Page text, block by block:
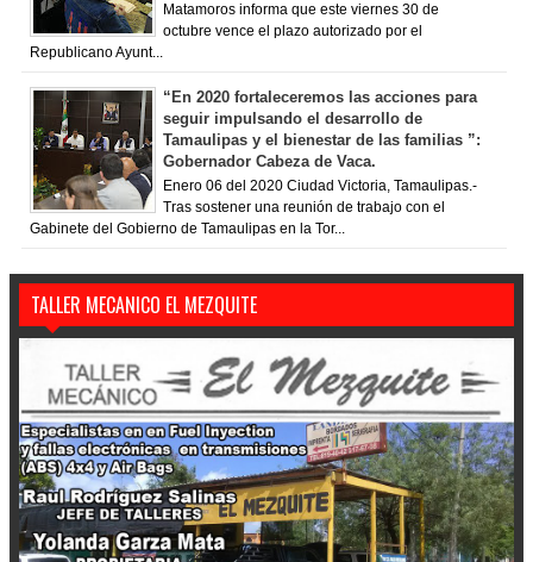
Matamoros informa que este viernes 30 de
octubre vence el plazo autorizado por el
Republicano Ayunt...
“En 2020 fortaleceremos las acciones para
seguir impulsando el desarrollo de
Tamaulipas y el bienestar de las familias ”:
Gobernador Cabeza de Vaca.
Enero 06 del 2020 Ciudad Victoria, Tamaulipas.-
Tras sostener una reunión de trabajo con el
Gabinete del Gobierno de Tamaulipas en la Tor...
TALLER MECANICO EL MEZQUITE